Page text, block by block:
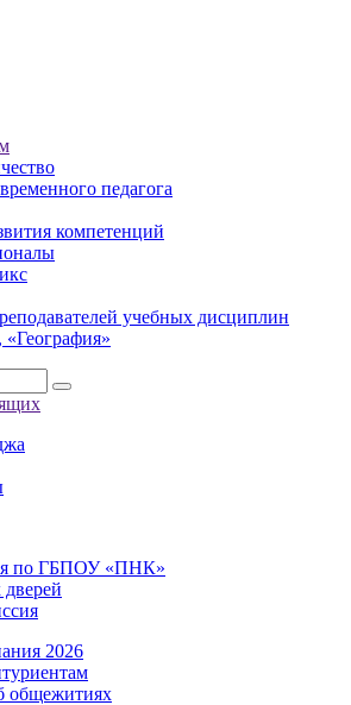
педагога
компетенций
учебных дисциплин
по ГБПОУ «ПНК»
2026
общежитиях